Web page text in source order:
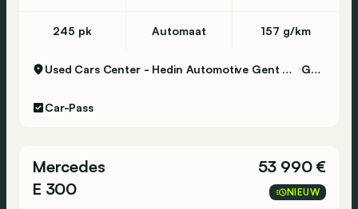
245 pk Automaat 157 g/km
Used Cars Center - Hedin Automotive Gent Certified Gent
Car-Pass
Mercedes
E 300
53 990 €
NIEUW